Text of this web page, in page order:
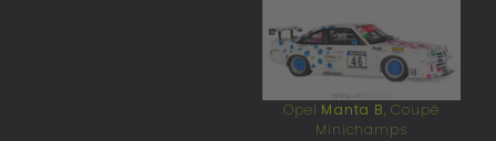
Opel Manta B, Coupé
Minichamps